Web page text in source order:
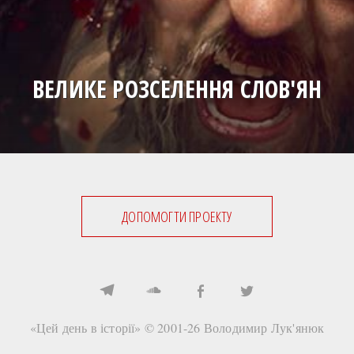
ВЕЛИКЕ РОЗСЕЛЕННЯ СЛОВ'ЯН
ДОПОМОГТИ ПРОЕКТУ
«Цей день в історії» © 2001-26 Володимир Лук'янюк